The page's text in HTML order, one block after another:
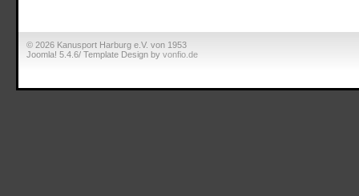
© 2026 Kanusport Harburg e.V. von 1953
Joomla! 5.4.6/ Template Design by vonfio.de